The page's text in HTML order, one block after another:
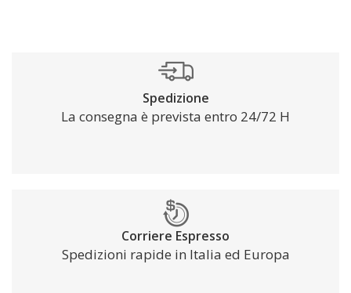
Spedizione
La consegna è prevista entro 24/72 H
Corriere Espresso
Spedizioni rapide in Italia ed Europa